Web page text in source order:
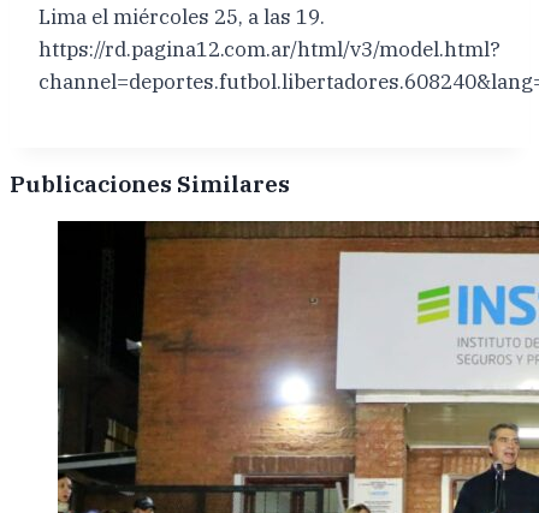
Lima el miércoles 25, a las 19.
https://rd.pagina12.com.ar/html/v3/model.html?
Publicaciones Similares